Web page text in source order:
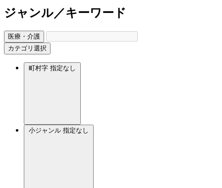
ジャンル／キーワード
医療・介護
カテゴリ選択
町村字 指定なし
小ジャンル 指定なし